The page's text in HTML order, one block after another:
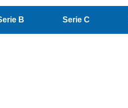
B Serie C